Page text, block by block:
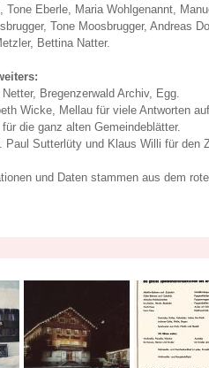
Tone Eberle, Maria Wohlgenannt,
Tone Moosbrugger, Andreas
Bettina Natter.
Bregenzerwald Archiv, Egg.
Wicke, Mellau für viele Antworten
die ganz alten Gemeindeblätter.
Paul Sutterlüty und Klaus Willi für den
und Daten stammen aus dem